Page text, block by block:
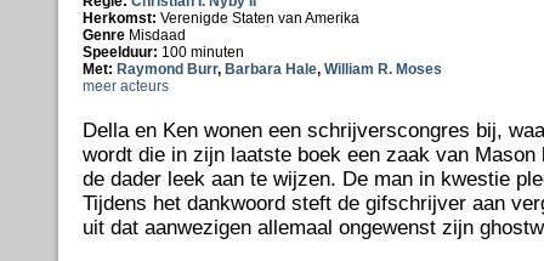
Herkomst: Verenigde Staten van Amerika
Genre Misdaad
Speelduur: 100 minuten
Met: Raymond Burr, Barbara Hale, William R. Moses
meer acteurs
Della en Ken wonen een schrijverscongres bij,
wordt die in zijn laatste boek een zaak van Mason
de dader leek aan te wijzen. De man in kwestie
Tijdens het dankwoord steft de gifschrijver aan
uit dat aanwezigen allemaal ongewenst zijn